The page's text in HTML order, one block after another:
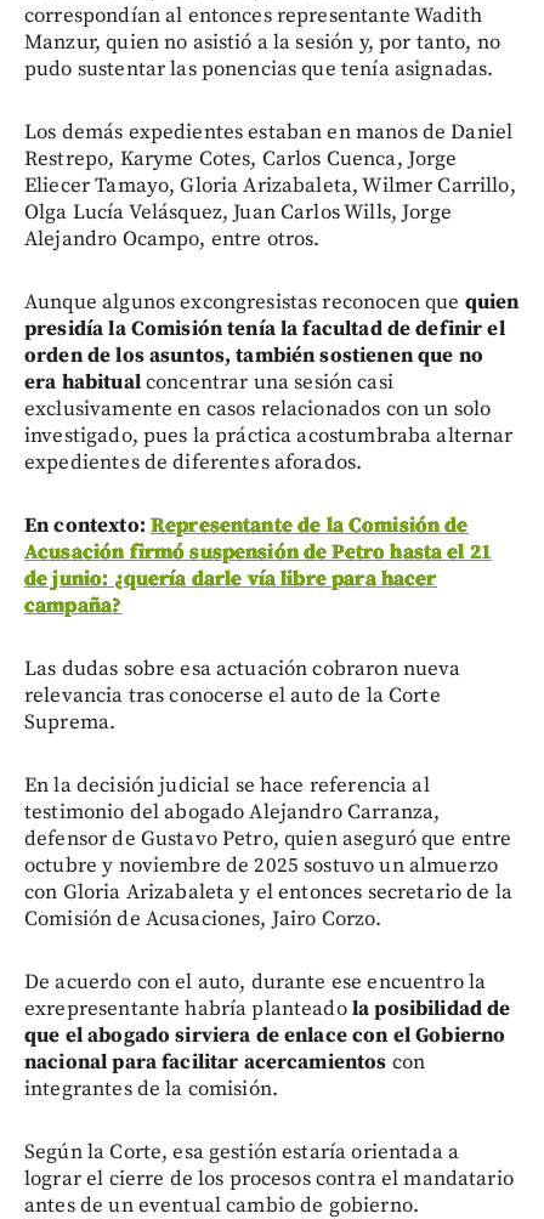
correspondían al entonces representante Wadith
Manzur, quien no asistió a la sesión y, por tanto, no
pudo sustentar las ponencias que tenía asignadas.
Los demás expedientes estaban en manos de Daniel
Restrepo, Karyme Cotes, Carlos Cuenca, Jorge
Eliecer Tamayo, Gloria Arizabaleta, Wilmer Carrillo,
Olga Lucía Velásquez, Juan Carlos Wills, Jorge
Alejandro Ocampo, entre otros.
Aunque algunos excongresistas reconocen que quien
presidía la Comisión tenía la facultad de definir el
orden de los asuntos, también sostienen que no
era habitualconcentrar una sesión casi
exclusivamente en casos relacionados con un solo
investigado, pues la práctica acostumbraba alternar
expedientes de diferentes aforados.
En contexto: Representante de la Comisión de
Acusación firmó suspensión de Petro hasta el 21
de junio: ¿quería darle vía libre para hacer
campaña?
Las dudas sobre esa actuación cobraron nueva
relevancia tras conocerse el auto de la Corte
Suprema.
En la decisión judicial se hace referencia al
testimonio del abogado Alejandro Carranza,
defensor de Gustavo Petro, quien aseguró que entre
octubre y noviembre de 2025 sostuvo un almuerzo
con Gloria Arizabaleta y el entonces secretario de la
Comisión de Acusaciones, Jairo Corzo.
De acuerdo con el auto, durante ese encuentro la
exrepresentante habría planteadola posibilidad de
que el abogado sirviera de enlace con el Gobierno
nacional para facilitar acercamientos con
integrantes de la comisión.
Según la Corte, esa gestión estaría orientada a
lograr el cierre de los procesos contra el mandatario
antes de un eventual cambio de gobierno.